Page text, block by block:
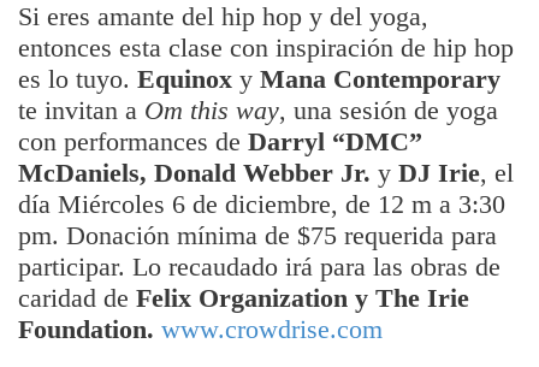
Si eres amante del hip hop y del yoga,
entonces esta clase con inspiración de hip hop
es lo tuyo. Equinox y Mana Contemporary
te invitan a Om this way, una sesión de yoga
con performances de Darryl “DMC”
McDaniels, Donald Webber Jr. y DJ Irie, el
día Miércoles 6 de diciembre, de 12 m a 3:30
pm. Donación mínima de $75 requerida para
participar. Lo recaudado irá para las obras de
caridad de Felix Organization y The Irie
Foundation. www.crowdrise.com